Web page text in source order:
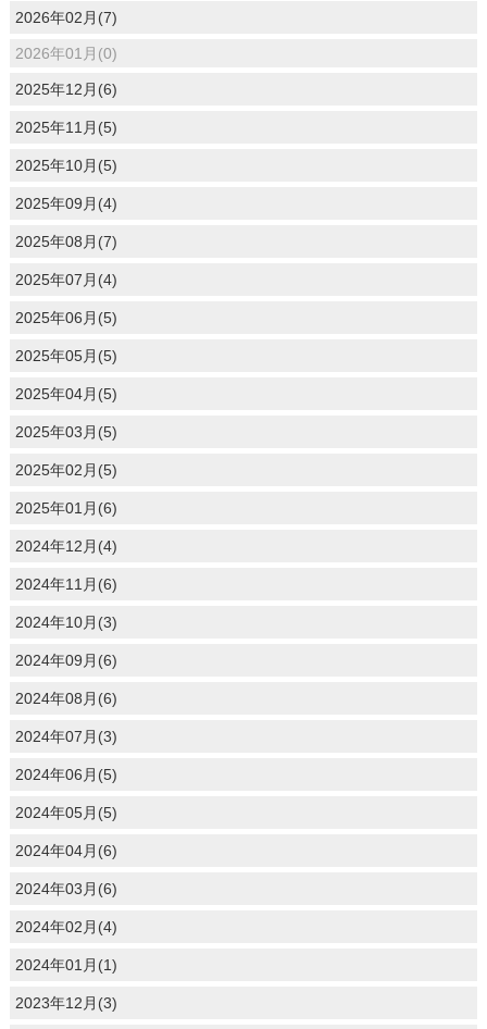
2026年02月(7)
2026年01月(0)
2025年12月(6)
2025年11月(5)
2025年10月(5)
2025年09月(4)
2025年08月(7)
2025年07月(4)
2025年06月(5)
2025年05月(5)
2025年04月(5)
2025年03月(5)
2025年02月(5)
2025年01月(6)
2024年12月(4)
2024年11月(6)
2024年10月(3)
2024年09月(6)
2024年08月(6)
2024年07月(3)
2024年06月(5)
2024年05月(5)
2024年04月(6)
2024年03月(6)
2024年02月(4)
2024年01月(1)
2023年12月(3)